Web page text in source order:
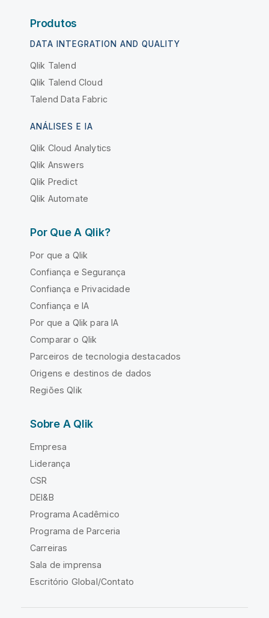
Produtos
DATA INTEGRATION AND QUALITY
Qlik Talend
Qlik Talend Cloud
Talend Data Fabric
ANÁLISES E IA
Qlik Cloud Analytics
Qlik Answers
Qlik Predict
Qlik Automate
Por Que A Qlik?
Por que a Qlik
Confiança e Segurança
Confiança e Privacidade
Confiança e IA
Por que a Qlik para IA
Comparar o Qlik
Parceiros de tecnologia destacados
Origens e destinos de dados
Regiões Qlik
Sobre A Qlik
Empresa
Liderança
CSR
DEI&B
Programa Acadêmico
Programa de Parceria
Carreiras
Sala de imprensa
Escritório Global/Contato